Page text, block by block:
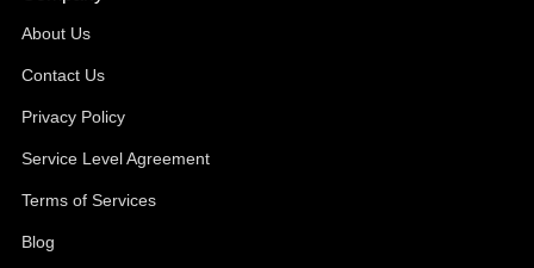
About Us
Contact Us
Privacy Policy
Service Level Agreement
Terms of Services
Blog